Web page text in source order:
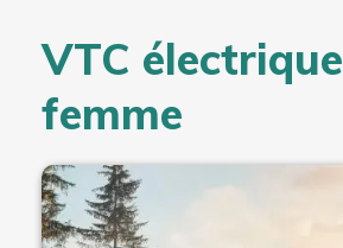
VTC électrique
femme